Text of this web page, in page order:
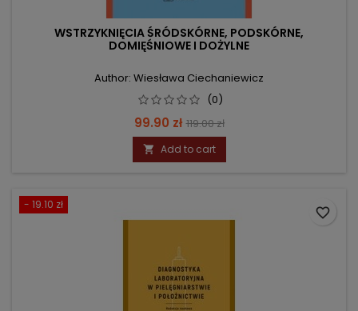
WSTRZYKNIĘCIA ŚRÓDSKÓRNE, PODSKÓRNE,
DOMIĘŚNIOWE I DOŻYLNE
Author: Wiesława Ciechaniewicz
(0)
Price
99.90 zł Regular
price
119.00 zł
 Add to cart
- 19.10 zł
favorite_border